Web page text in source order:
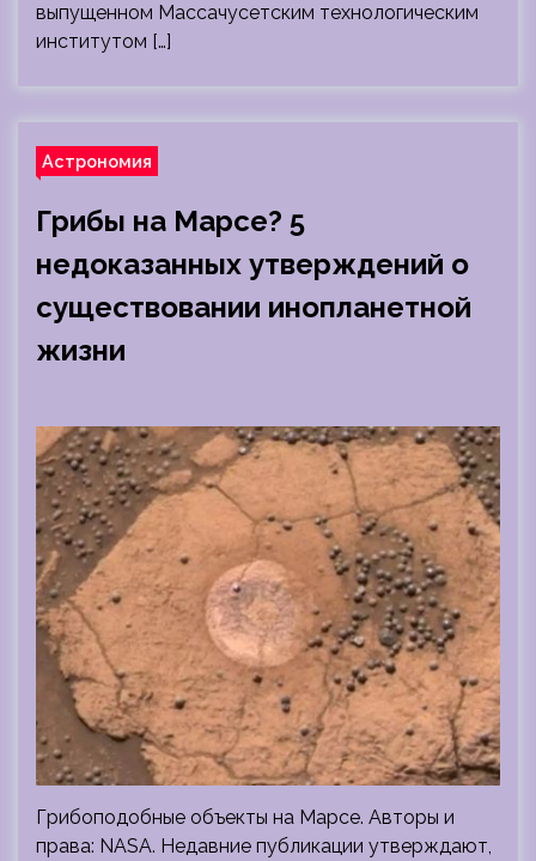
выпущенном Массачусетским технологическим
институтом […]
Астрономия
Грибы на Марсе? 5
недоказанных утверждений о
существовании инопланетной
жизни
Грибоподобные объекты на Марсе. Авторы и
права: NASA. Недавние публикации утверждают,